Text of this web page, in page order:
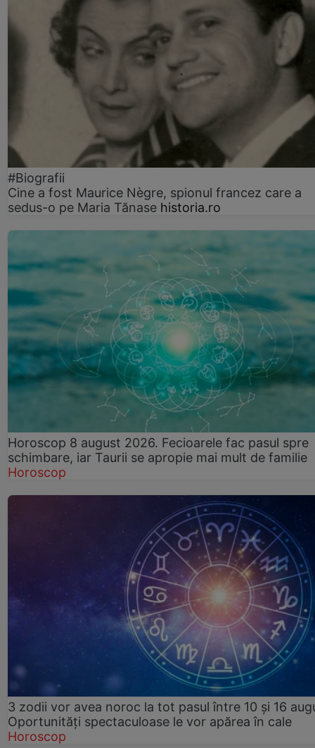
#Biografii
Cine a fost Maurice Nègre, spionul francez care a
sedus-o pe Maria Tănase historia.ro
Horoscop 8 august 2026. Fecioarele fac pasul spre
schimbare, iar Taurii se apropie mai mult de familie
Horoscop
3 zodii vor avea noroc la tot pasul între 10 și 16
Oportunități spectaculoase le vor apărea în cale
Horoscop